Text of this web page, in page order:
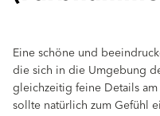
Eine schöne und
die sich in die Umgebung
gleichzeitig feine Details
sollte natürlich zum Gefühl